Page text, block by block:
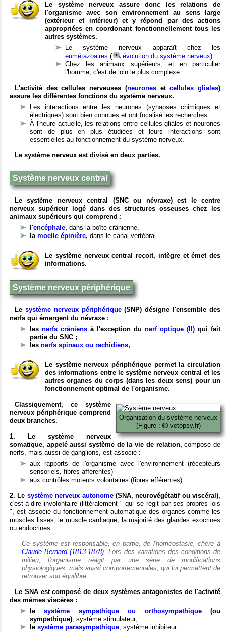
Le système nerveux assure donc les relations de
l'organisme avec son environnement au sens large
(extérieur et intérieur) et y répond par des actions
appropriées en coordonant fonctionnellement tous les
autres systèmes.
Le système nerveux apparaît chez les
eumétazoaires ( évolution du système nerveux).
Chez les animaux supérieurs, et en particulier
l'homme, c'est de loin le plus complexe.
L'activité des cellules nerveuses (neuronesetcellules gliales)
assure les différentes fonctions du système nerveux.
Les interactions entre les neurones (synapses chimiques et
électriques) sont bien connues et ont focalisé les recherches.
À l'heure actuelle, les relations entre cellules gliales et neurones
sont de plus en plus étudiées et leurs interactions sont
essentielles au fonctionnement du système nerveux.
Le système nerveux est divisé en deux parties.
Système nerveux central
Le système nerveux central (SNC ou névraxe) est le centre
nerveux supérieur logé dans des structures osseuses chez les
animaux supérieurs qui comprend :
l'encéphale, dans la boîte crânienne,
la moelle épinière, dans le canal vertébral.
Le système nerveux central reçoit, intègre et émet des
informations.
Système nerveux périphérique
Le système nerveux périphérique(SNP) désigne l'ensemble des
nerfs qui émergent du névraxe :
les nerfs crâniens à l'exception du nerf optique (II) qui fait
partie du SNC ;
les nerfs spinaux ou rachidiens,
Le système nerveux périphérique permet la circulation
des informations entre le système nerveux central et les
autres organes du corps (dans les deux sens) pour un
fonctionnement optimal de l'organisme.
Organisation du système nerveux
(Figure :
vetopsy.fr)
Classiquement, ce système
nerveux périphérique comprend
deux branches.
1. Le système nerveux
somatique, appelé aussi système de la vie de relation, composé de
nerfs, mais aussi de ganglions, est associé :
aux rapports de l'organisme avec l'environnement (récepteurs
sensoriels, fibres afférentes)
aux contrôles moteurs volontaires (fibres efférentes).
2. Le système nerveux autonome(SNA, neurovégétatif ou viscéral),
c'est-à-dire involontaire (littéralement " qui se régit par ses propres lois
", est associé du fonctionnement automatique des organes comme les
muscles lisses, le muscle cardiaque, la majorité des glandes exocrines
ou endocrines.
Ce système est responsable, en partie, de l'homéostasie, chère à
Claude Bernard (1813-1878). Lors des variations des conditions de
milieu, l'organisme réagit par une série de modifications
physiologiques, mais aussi comportementales, qui lui permettent de
retrouver son équilibre.
Le SNA est composé de deux systèmes antagonistes de l'activité
des mêmes viscères :
lesystème sympathique ou orthosympathique(ou
sympathique), système stimulateur,
le système parasympathique, système inhibiteur.